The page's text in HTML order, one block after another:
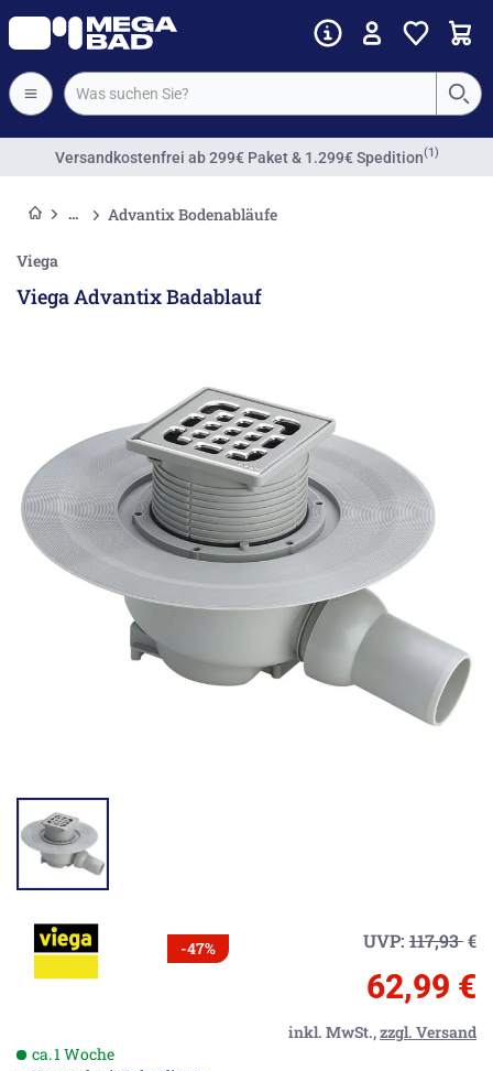
Versandkostenfrei ab 299€ Paket & 1.299€ Spedition(1)
Advantix Bodenabläufe
Viega
Viega Advantix Badablauf
-47% UVP: 117,93€
62,99 €
inkl. MwSt.,zzgl. Versand
ca. 1 Woche